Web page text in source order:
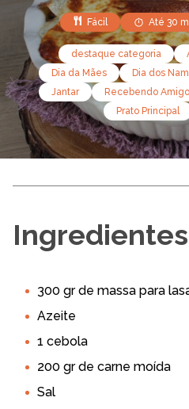
Fácil Até 30
destaque categoria
Dia da Mães
Dia dos
Jantar
Recebendo
Prato Principal
Ingredientes
300 gr de massa para
Azeite
1 cebola
200 gr de carne moída
Sal